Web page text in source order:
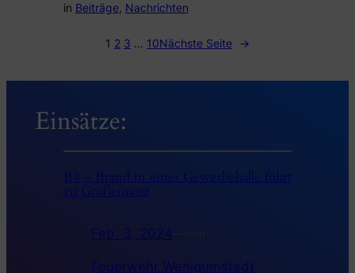
in Beiträge, Nachrichten
1 2 3 … 10Nächste Seite →
Einsätze:
B4 – Brand in einer Gewerbehalle führt
zu Großeinsatz
Feb. 3, 2024
Feuerwehr Wenigumstadt